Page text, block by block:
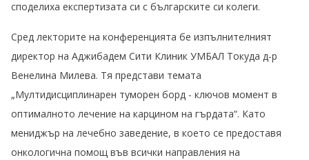
споделиха експертизата си с българските си колеги.
Сред лекторите на конференцията бе изпълнителният
директор на Аджибадем Сити Клиник УМБАЛ Токуда д-р
Венелина Милева. Тя представи темата
„Мултидисциплинарен туморен борд - ключов момент в
оптималното лечение на карцином на гърдата“. Като
мениджър на лечебно заведение, в което се предоставя
онкологична помощ във всички направления на